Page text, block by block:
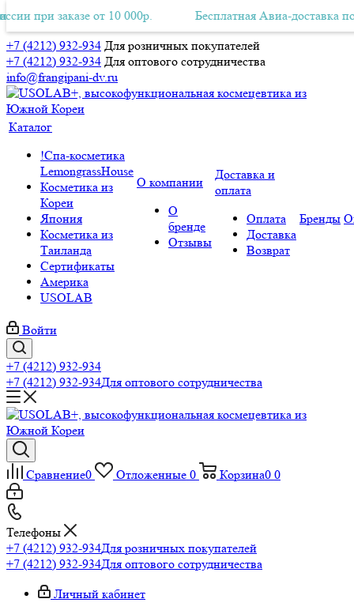
+7 (4212) 932-934 Для розничных покупателей
+7 (4212) 932-934 Для оптового сотрудничества
info@frangipani-dv.ru
Авиа-доставка по всей России при заказе от 10 000р.
от 10 000р. Бесплатная Авиа-доставка по всей
Каталог
!Спа-косметика
LemongrassHouse
Косметика из
Кореи
Япония
Косметика из
Таиланда
Сертификаты
Америка
USOLAB
О компании
О
бренде
Отзывы
Доставка и
оплата
Оплата
Доставка
Возврат
Бренды
Войти
+7 (4212) 932-934
+7 (4212) 932-934Для оптового сотрудничества
Сравнение0 Отложенные 0 Корзина0 0
Телефоны
+7 (4212) 932-934Для розничных покупателей
+7 (4212) 932-934Для оптового сотрудничества
Личный кабинет